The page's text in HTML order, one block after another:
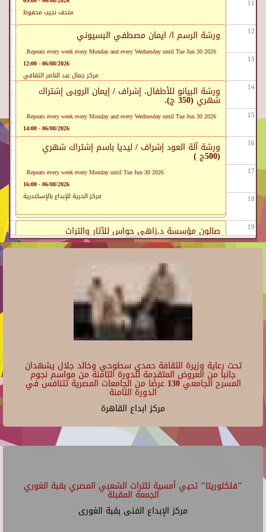
11
12
13
14
15
16
17
18
19
متحف نجيب محفوظ
ورشة الرسم ا/ ايمان مصطفي البسيوني
Repeats every week every Monday and every Wednesday until Tue Jun 30 2026.
06/08/2026 - 12:00
مركز جمال عبد الناصر الثقافي
ورشة البيانو للأطفال، إشراف / إيمان الروبى إشتراك
شهري (350 ج).
Repeats every week every Monday and every Wednesday until Tue Jun 30 2026.
06/08/2026 - 14:00
مركز الحرية للإبداع بالإسكندرية
تدريس أقسام بيت العود العربي (العود والساز)
Repeats every week every Monday and every Wednesday and every Saturday
until Mon Jun 29 2026.
06/08/2026 - 16:00
بيت العود العربى ببيت الهراوى
ورشة آلة العود إشراف / ليديا باسم إشتراك شهري
(500ج )
Repeats every week every Monday until Tue Jun 30 2026.
06/08/2026 - 16:00
مركز الحرية للإبداع بالإسكندرية
فعاليات ملتقي القاهرة الادبي 7 م • ندوة التاثير
المتبادل بين الادب العربي والادب الملطي "ادباء من
مالطا" • ندوة عن الظواهر الجديدة من ادب الشمال
اليملاحي "الجزائر" صبحي موسي "مصر" • كيف تناول
الكتاب العرب ق
مركز الإبداع الفنى بقبة الغورى
صالون مؤسسة د.زاهى حواس للآثار والتراث
06/08/2026 - 19:00
عرض مسرحية "حواديت" إخراج خالد جلال من خريجي
"ستوديو الممثل" مركز الإبداع الفني
Repeats every week every Sunday and every Monday and every Tuesday until
تحت رعاية وزيرة الثقافة حمدي سطوحي وخالد جلال يشهدان
جانبا من العروض المتقدمة للدورة الثامنة من مواسم نجوم
المسرح الجامعي 130 عرضًا من الجامعات المصرية تتنافس في
الدورة الثامنة
مركز ابداع القاهرة
"فلكلوريتا" تحيي أمسية للتراث الشعبي المصري بقبة الغوري
الجمعة المقبلة
مركز الإبداع الفنى بقبة الغورى